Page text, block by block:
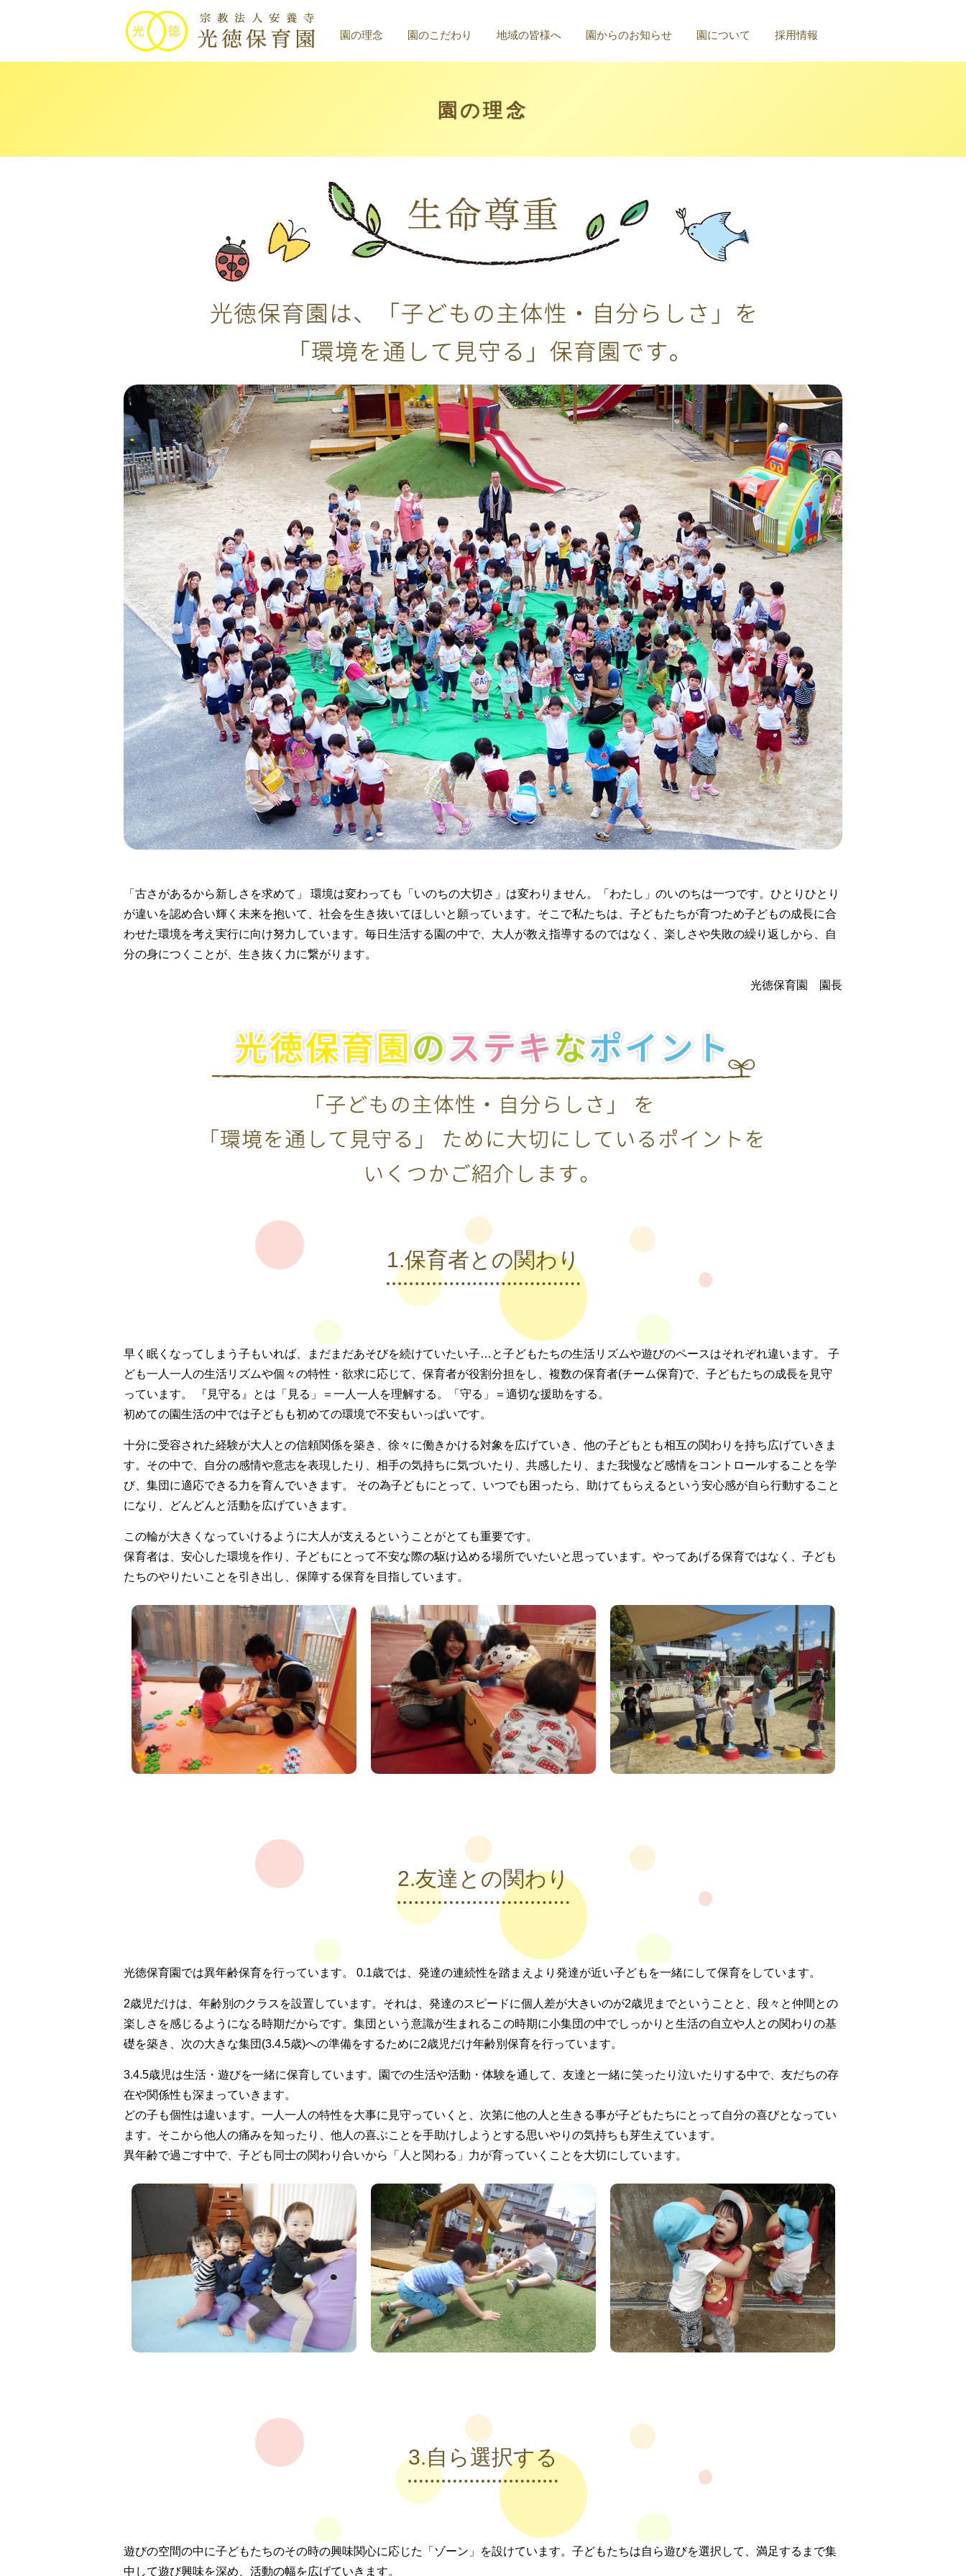
園の理念 園のこだわり 地域の皆様へ 園からのお知らせ 園について 採用情報
園の理念
「古さがあるから新しさを求めて」 環境は変わっても「いのちの大切さ」は変わりません。「わたし」のいのちは一つです。ひとりひとり
が違いを認め合い輝く未来を抱いて、社会を生き抜いてほしいと願っています。そこで私たちは、子どもたちが育つため子どもの成長に合
わせた環境を考え実行に向け努力しています。毎日生活する園の中で、大人が教え指導するのではなく、楽しさや失敗の繰り返しから、自
分の身につくことが、生き抜く力に繋がります。
光徳保育園 園長
1.保育者との関わり
早く眠くなってしまう子もいれば、まだまだあそびを続けていたい子…と子どもたちの生活リズムや遊びのペースはそれぞれ違います。 子
ども一人一人の生活リズムや個々の特性・欲求に応じて、保育者が役割分担をし、複数の保育者(チーム保育)で、子どもたちの成長を見守
っています。 『見守る』とは「見る」＝一人一人を理解する。「守る」＝適切な援助をする。
初めての園生活の中では子どもも初めての環境で不安もいっぱいです。
十分に受容された経験が大人との信頼関係を築き、徐々に働きかける対象を広げていき、他の子どもとも相互の関わりを持ち広げていきま
す。その中で、自分の感情や意志を表現したり、相手の気持ちに気づいたり、共感したり、また我慢など感情をコントロールすることを学
び、集団に適応できる力を育んでいきます。 その為子どもにとって、いつでも困ったら、助けてもらえるという安心感が自ら行動すること
になり、どんどんと活動を広げていきます。
この輪が大きくなっていけるように大人が支えるということがとても重要です。
保育者は、安心した環境を作り、子どもにとって不安な際の駆け込める場所でいたいと思っています。やってあげる保育ではなく、子ども
たちのやりたいことを引き出し、保障する保育を目指しています。
2.友達との関わり
光徳保育園では異年齢保育を行っています。 0.1歳では、発達の連続性を踏まえより発達が近い子どもを一緒にして保育をしています。
2歳児だけは、年齢別のクラスを設置しています。それは、発達のスピードに個人差が大きいのが2歳児までということと、段々と仲間との
楽しさを感じるようになる時期だからです。集団という意識が生まれるこの時期に小集団の中でしっかりと生活の自立や人との関わりの基
礎を築き、次の大きな集団(3.4.5歳)への準備をするために2歳児だけ年齢別保育を行っています。
3.4.5歳児は生活・遊びを一緒に保育しています。園での生活や活動・体験を通して、友達と一緒に笑ったり泣いたりする中で、友だちの存
在や関係性も深まっていきます。
どの子も個性は違います。一人一人の特性を大事に見守っていくと、次第に他の人と生きる事が子どもたちにとって自分の喜びとなってい
ます。そこから他人の痛みを知ったり、他人の喜ぶことを手助けしようとする思いやりの気持ちも芽生えています。
異年齢で過ごす中で、子ども同士の関わり合いから「人と関わる」力が育っていくことを大切にしています。
3.自ら選択する
遊びの空間の中に子どもたちのその時の興味関心に応じた「ゾーン」を設けています。子どもたちは自ら遊びを選択して、満足するまで集
中して遊び興味を深め、活動の幅を広げていきます。